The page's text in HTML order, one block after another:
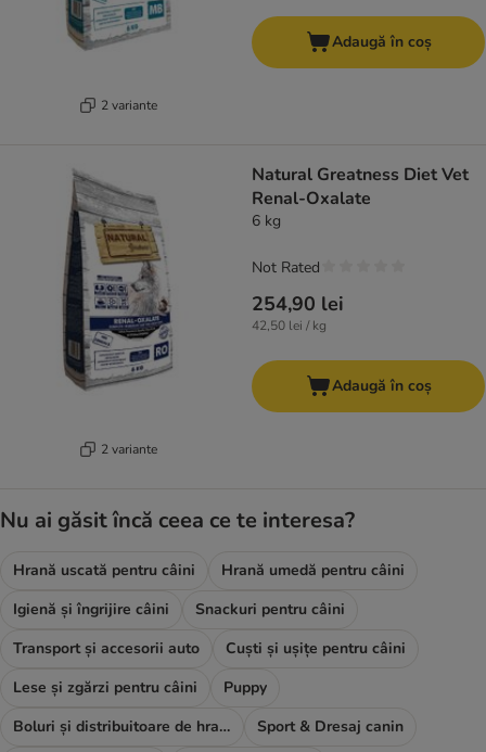
2 variante
Adaugă în coș
2 variante
Natural Greatness Diet Vet
Renal-Oxalate
6 kg
254,90 lei
42,50 lei / kg
Not Rated
Adaugă în coș
Nu ai găsit încă ceea ce te interesa?
Hrană uscată pentru câini
Hrană umedă pentru câini
Igienă și îngrijire câini
Snackuri pentru câini
Transport și accesorii auto
Cuști și ușițe pentru câini
Lese și zgărzi pentru câini
Puppy
Boluri și distribuitoare de hrană și apă
Sport & Dresaj canin